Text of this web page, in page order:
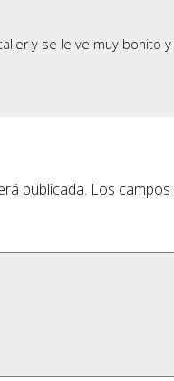
y se le ve muy bonito
publicada. Los